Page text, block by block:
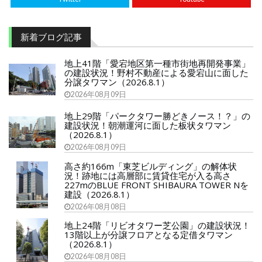
新着ブログ記事
地上41階「愛宕地区第一種市街地再開発事業」
の建設状況！野村不動産による愛宕山に面した
分譲タワマン（2026.8.1）
2026年08月09日
地上29階「パークタワー勝どきノース！？」の
建設状況！朝潮運河に面した板状タワマン
（2026.8.1）
2026年08月09日
高さ約166m「東芝ビルディング」の解体状
況！跡地には高層部に賃貸住宅が入る高さ
227mのBLUE FRONT SHIBAURA TOWER Nを
建設（2026.8.1）
2026年08月08日
地上24階「リビオタワー芝公園」の建設状況！
13階以上が分譲フロアとなる定借タワマン
（2026.8.1）
2026年08月08日